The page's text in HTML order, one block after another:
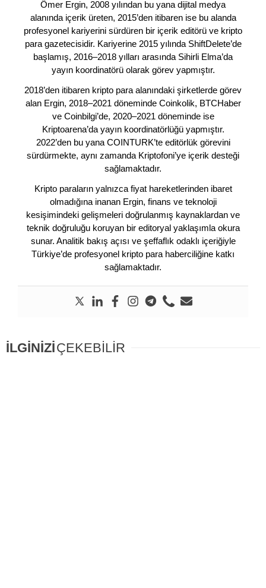
Ömer Ergin, 2008 yılından bu yana dijital medya
alanında içerik üreten, 2015’den itibaren ise bu alanda
profesyonel kariyerini sürdüren bir içerik editörü ve kripto
para gazetecisidir. Kariyerine 2015 yılında ShiftDelete’de
başlamış, 2016–2018 yılları arasında Sihirli Elma’da
yayın koordinatörü olarak görev yapmıştır.
2018’den itibaren kripto para alanındaki şirketlerde görev
alan Ergin, 2018–2021 döneminde Coinkolik, BTCHaber
ve Coinbilgi’de, 2020–2021 döneminde ise
Kriptoarena’da yayın koordinatörlüğü yapmıştır.
2022’den bu yana COINTURK’te editörlük görevini
sürdürmekte, aynı zamanda Kriptofoni’ye içerik desteği
sağlamaktadır.
Kripto paraların yalnızca fiyat hareketlerinden ibaret
olmadığına inanan Ergin, finans ve teknoloji
kesişimindeki gelişmeleri doğrulanmış kaynaklardan ve
teknik doğruluğu koruyan bir editoryal yaklaşımla okura
sunar. Analitik bakış açısı ve şeffaflık odaklı içeriğiyle
Türkiye’de profesyonel kripto para haberciliğine katkı
sağlamaktadır.
İLGİNİZİÇEKEBİLİR